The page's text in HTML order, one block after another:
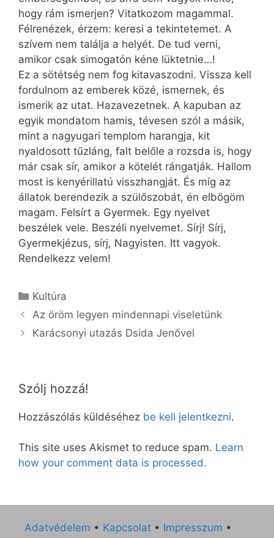
hogy rám ismerjen? Vitatkozom magammal.
Félrenézek, érzem: keresi a tekintetemet. A
szívem nem találja a helyét. De tud verni,
amikor csak simogatón kéne lüktetnie…!
Ez a sötétség nem fog kitavaszodni. Vissza kell
fordulnom az emberek közé, ismernek, és
ismerik az utat. Hazavezetnek. A kapuban az
egyik mondatom hamis, tévesen szól a másik,
mint a nagyugari templom harangja, kit
nyaldosott tűzláng, falt belőle a rozsda is, hogy
már csak sír, amikor a kötelét rángatják. Hallom
most is kenyérillatú visszhangját. És míg az
állatok berendezik a szülőszobát, én elbőgöm
magam. Felsírt a Gyermek. Egy nyelvet
beszélek vele. Beszéli nyelvemet. Sírj! Sírj,
Gyermekjézus, sírj, Nagyisten. Itt vagyok.
Rendelkezz velem!
Kategória
Kultúra
Az öröm legyen mindennapi viseletünk
Karácsonyi utazás Dsida Jenővel
Szólj hozzá!
Hozzászólás küldéséhez be kell jelentkezni.
This site uses Akismet to reduce spam. Learn
how your comment data is processed.
Adatvédelem • Kapcsolat • Impresszum •